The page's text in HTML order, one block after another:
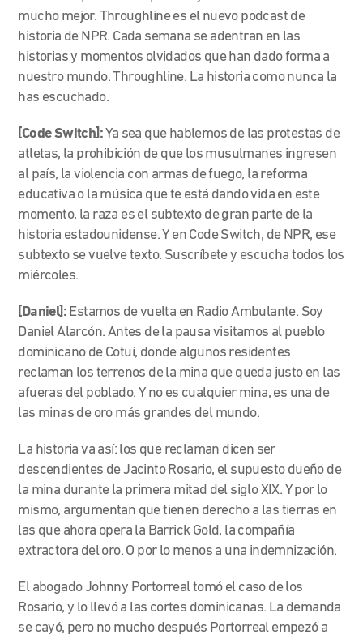
mucho mejor. Throughline es el nuevo podcast de
historia de NPR. Cada semana se adentran en las
historias y momentos olvidados que han dado forma a
nuestro mundo. Throughline. La historia como nunca la
has escuchado.
[Code Switch]:Ya sea que hablemos de las protestas de
atletas, la prohibición de que los musulmanes ingresen
al país, la violencia con armas de fuego, la reforma
educativa o la música que te está dando vida en este
momento, la raza es el subtexto de gran parte de la
historia estadounidense. Y en Code Switch, de NPR, ese
subtexto se vuelve texto. Suscríbete y escucha todos los
miércoles.
[Daniel]: Estamos de vuelta en Radio Ambulante. Soy
Daniel Alarcón. Antes de la pausa visitamos al pueblo
dominicano de Cotuí, donde algunos residentes
reclaman los terrenos de la mina que queda justo en las
afueras del poblado. Y no es cualquier mina, es una de
las minas de oro más grandes del mundo.
La historia va así: los que reclaman dicen ser
descendientes de Jacinto Rosario, el supuesto dueño de
la mina durante la primera mitad del siglo XIX. Y por lo
mismo, argumentan que tienen derecho a las tierras en
las que ahora opera la Barrick Gold, la compañía
extractora del oro. O por lo menos a una indemnización.
El abogado Johnny Portorreal tomó el caso de los
Rosario, y lo llevó a las cortes dominicanas. La demanda
se cayó, pero no mucho después Portorreal empezó a